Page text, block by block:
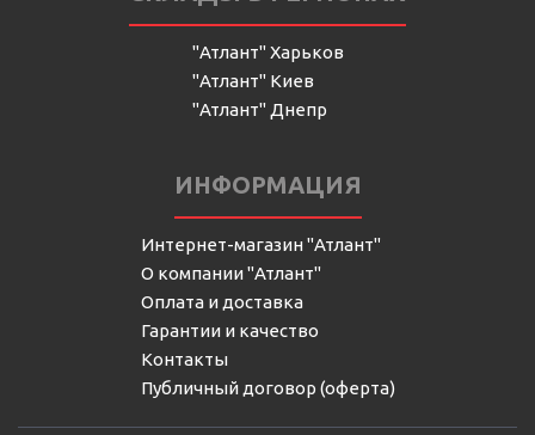
"Атлант" Харьков
"Атлант" Киев
"Атлант" Днепр
ИНФОРМАЦИЯ
Интернет-магазин "Атлант"
О компании "Атлант"
Оплата и доставка
Гарантии и качество
Контакты
Публичный договор (оферта)